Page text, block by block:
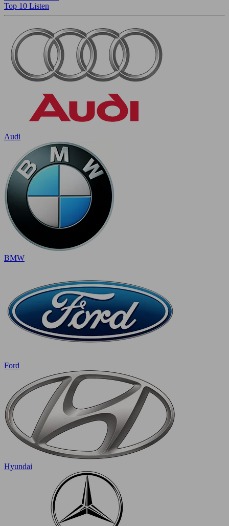
Top 10 Listen
Audi
BMW
Ford
Hyundai